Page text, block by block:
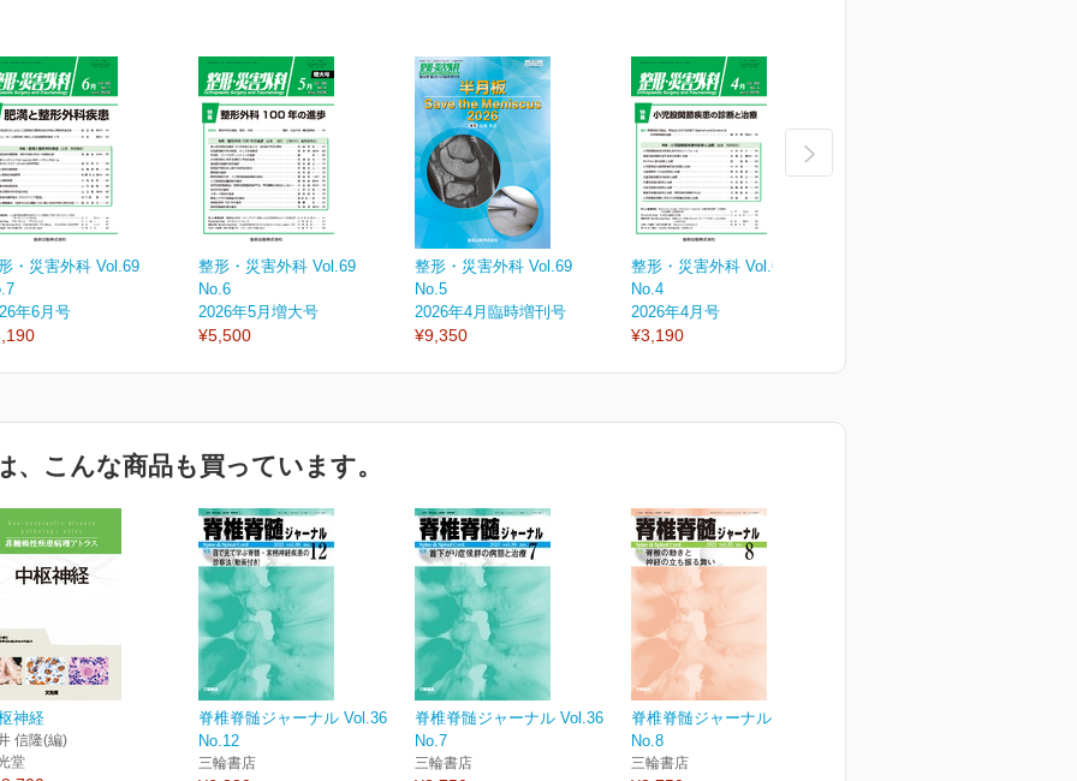
・災害外科 Vol.69
年6月号
整形・災害外科 Vol.69
No.6
2026年5月増大号
¥5,500
整形・災害外科 Vol.69
No.5
2026年4月臨時増刊号
¥9,350
整形・災害外科 Vol.69
No.4
2026年4月号
¥3,190
、こんな商品も買っています。
神経
信隆(編)
堂
脊椎脊髄ジャーナル Vol.36
No.12
三輪書店
脊椎脊髄ジャーナル Vol.36
No.7
三輪書店
脊椎脊髄ジャーナル Vol.35
No.8
三輪書店